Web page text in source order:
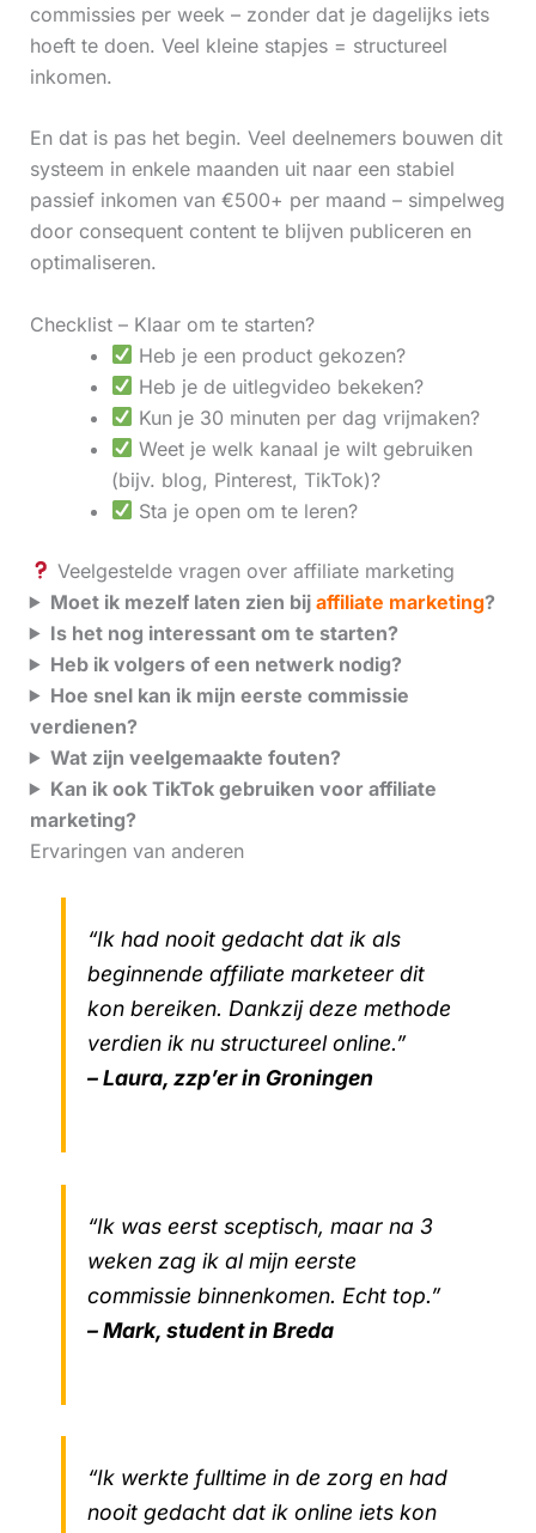
commissies per week – zonder dat je dagelijks iets
hoeft te doen. Veel kleine stapjes = structureel
inkomen.
En dat is pas het begin. Veel deelnemers bouwen dit
systeem in enkele maanden uit naar een stabiel
passief inkomen van €500+ per maand – simpelweg
door consequent content te blijven publiceren en
optimaliseren.
Checklist – Klaar om te starten?
Heb je een product gekozen?
Heb je de uitlegvideo bekeken?
Kun je 30 minuten per dag vrijmaken?
Weet je welk kanaal je wilt gebruiken
(bijv. blog, Pinterest, TikTok)?
Sta je open om te leren?
Veelgestelde vragen over affiliate marketing
Moet ik mezelf laten zien bij affiliate marketing?
Is het nog interessant om te starten?
Heb ik volgers of een netwerk nodig?
Hoe snel kan ik mijn eerste commissie
verdienen?
Wat zijn veelgemaakte fouten?
Kan ik ook TikTok gebruiken voor affiliate
marketing?
Ervaringen van anderen
“Ik had nooit gedacht dat ik als
beginnende affiliate marketeer dit
kon bereiken. Dankzij deze methode
verdien ik nu structureel online.”
– Laura, zzp’er in Groningen
“Ik was eerst sceptisch, maar na 3
weken zag ik al mijn eerste
commissie binnenkomen. Echt top.”
– Mark, student in Breda
“Ik werkte fulltime in de zorg en had
nooit gedacht dat ik online iets kon